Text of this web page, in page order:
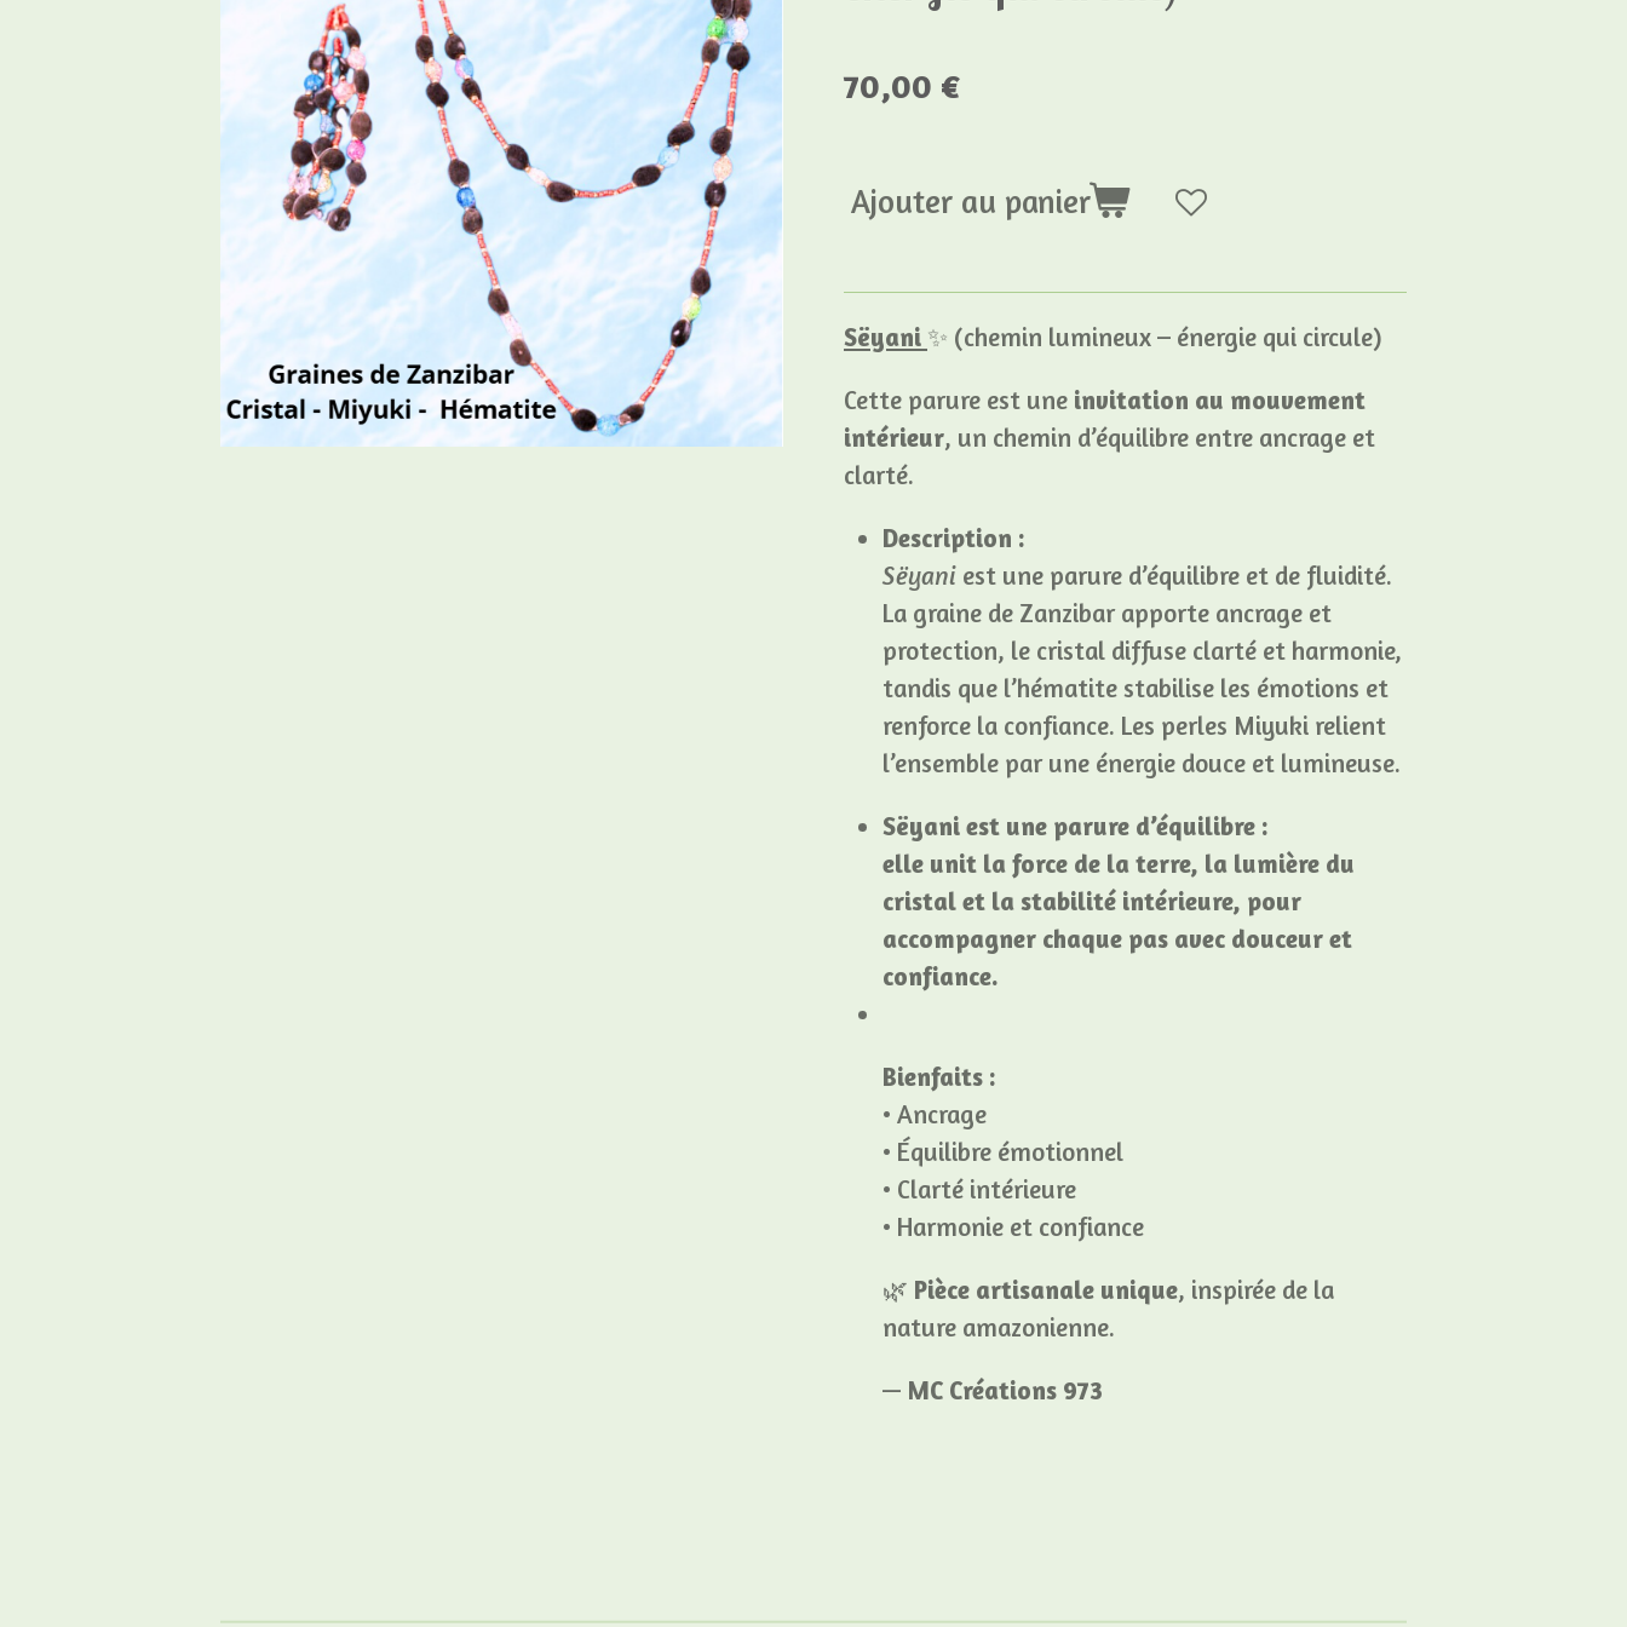
70,00 €
Ajouter au panier
Sëyani ✨ (chemin lumineux – énergie qui circule)
Cette parure est une invitation au mouvement
intérieur, un chemin d’équilibre entre ancrage et
clarté.
Description :
Sëyaniest une parure d’équilibre et de fluidité.
La graine de Zanzibar apporte ancrage et
protection, le cristal diffuse clarté et harmonie,
tandis que l’hématite stabilise les émotions et
renforce la confiance. Les perles Miyuki relient
l’ensemble par une énergie douce et lumineuse.
Sëyani est une parure d’équilibre :
elle unit la force de la terre, la lumière du
cristal et la stabilité intérieure, pour
accompagner chaque pas avec douceur et
confiance.
Bienfaits :
• Ancrage
• Équilibre émotionnel
• Clarté intérieure
• Harmonie et confiance
🌿 Pièce artisanale unique, inspirée de la
nature amazonienne.
— MC Créations 973